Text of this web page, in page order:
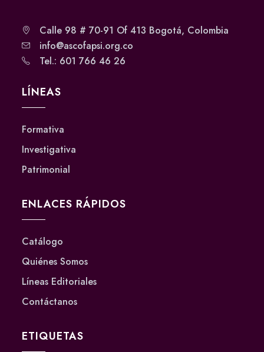
Calle 98 # 70-91 Of 413 Bogotá, Colombia
info@ascofapsi.org.co
Tel.: 601 766 46 26
LÍNEAS
Formativa
Investigativa
Patrimonial
ENLACES RÁPIDOS
Catálogo
Quiénes Somos
Líneas Editoriales
Contáctanos
ETIQUETAS